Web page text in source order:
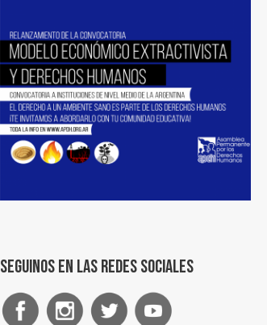
Seguinos en las redes sociales